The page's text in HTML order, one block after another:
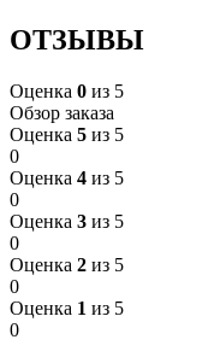
ОТЗЫВЫ
Оценка 0 из 5
Обзор заказа
Оценка 5 из 5
0
Оценка 4 из 5
0
Оценка 3 из 5
0
Оценка 2 из 5
0
Оценка 1 из 5
0